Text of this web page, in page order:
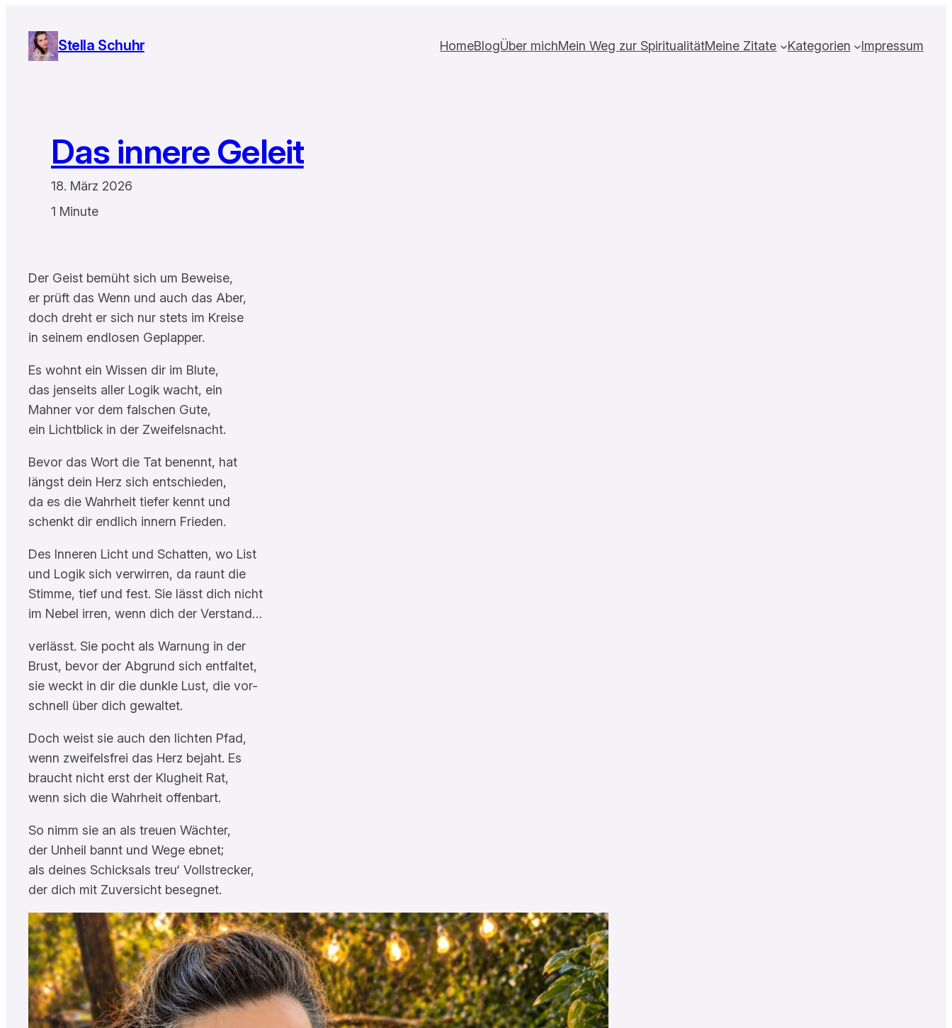
Inhalt
springen
Stella Schuhr HomeBlogÜber michMein Weg zur SpiritualitätMeine Zitate Kategorien Impressum
Das innere Geleit
18. März 2026
1 Minute
Der Geist bemüht sich um Beweise,
er prüft das Wenn und auch das Aber,
doch dreht er sich nur stets im Kreise
in seinem endlosen Geplapper.
Es wohnt ein Wissen dir im Blute,
das jenseits aller Logik wacht, ein
Mahner vor dem falschen Gute,
ein Lichtblick in der Zweifelsnacht.
Bevor das Wort die Tat benennt, hat
längst dein Herz sich entschieden,
da es die Wahrheit tiefer kennt und
schenkt dir endlich innern Frieden.
Des Inneren Licht und Schatten, wo List
und Logik sich verwirren, da raunt die
Stimme, tief und fest. Sie lässt dich nicht
im Nebel irren, wenn dich der Verstand…
verlässt. Sie pocht als Warnung in der
Brust, bevor der Abgrund sich entfaltet,
sie weckt in dir die dunkle Lust, die vor-
schnell über dich gewaltet.
Doch weist sie auch den lichten Pfad,
wenn zweifelsfrei das Herz bejaht. Es
braucht nicht erst der Klugheit Rat,
wenn sich die Wahrheit offenbart.
So nimm sie an als treuen Wächter,
der Unheil bannt und Wege ebnet;
als deines Schicksals treu‘ Vollstrecker,
der dich mit Zuversicht besegnet.